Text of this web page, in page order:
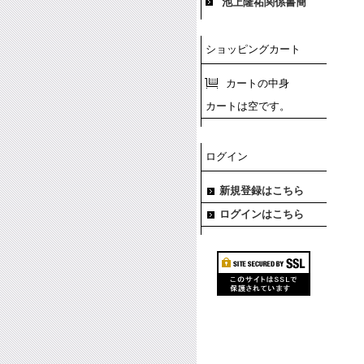
ショッピングカート
カートの中身
カートは空です。
ログイン
新規登録はこちら
ログインはこちら